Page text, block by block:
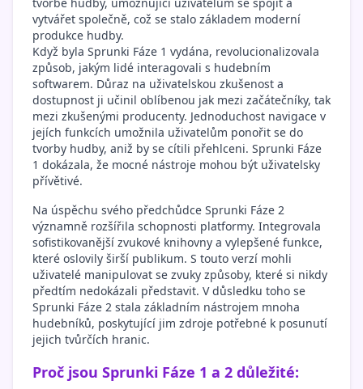
vytvářet společně, což se stalo základem moderní
produkce hudby.
Když byla Sprunki Fáze 1 vydána, revolucionalizovala
způsob, jakým lidé interagovali s hudebním
softwarem. Důraz na uživatelskou zkušenost a
dostupnost ji učinil oblíbenou jak mezi začátečníky, tak
mezi zkušenými producenty. Jednoduchost navigace v
jejích funkcích umožnila uživatelům ponořit se do
tvorby hudby, aniž by se cítili přehlceni. Sprunki Fáze
1 dokázala, že mocné nástroje mohou být uživatelsky
přívětivé.
Na úspěchu svého předchůdce Sprunki Fáze 2
významně rozšířila schopnosti platformy. Integrovala
sofistikovanější zvukové knihovny a vylepšené funkce,
které oslovily širší publikum. S touto verzí mohli
uživatelé manipulovat se zvuky způsoby, které si nikdy
předtím nedokázali představit. V důsledku toho se
Sprunki Fáze 2 stala základním nástrojem mnoha
hudebníků, poskytující jim zdroje potřebné k posunutí
jejich tvůrčích hranic.
Proč jsou Sprunki Fáze 1 a 2 důležité: